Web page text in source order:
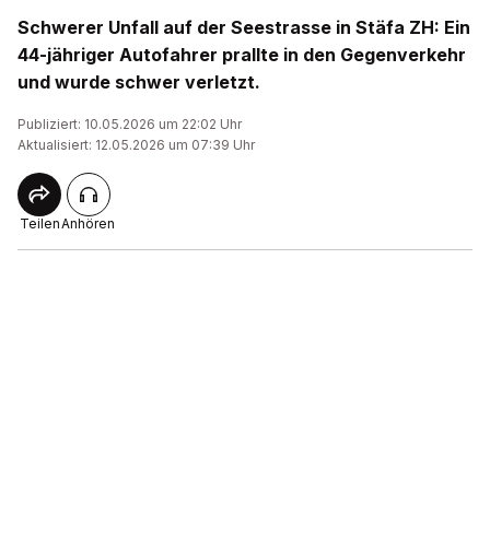
Schwerer Unfall auf der Seestrasse in Stäfa ZH: Ein
44-jähriger Autofahrer prallte in den Gegenverkehr
und wurde schwer verletzt.
Publiziert: 10.05.2026 um 22:02 Uhr
Aktualisiert: 12.05.2026 um 07:39 Uhr
TeilenAnhören